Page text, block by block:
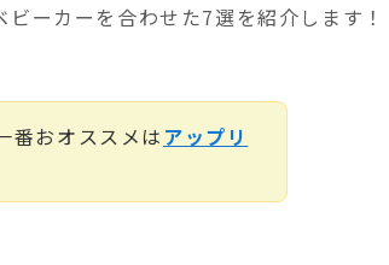
ーカーを合わせた7選を紹介します！
番おオススメは アップリ